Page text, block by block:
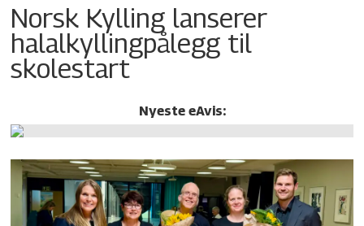
Norsk Kylling lanserer
halalkylling­pålegg til
skolestart
Nyeste eAvis: